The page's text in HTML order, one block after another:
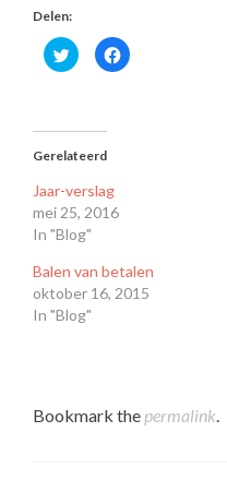
Delen:
Klik
om
(Wordt
een
venster
geopend)
Klik
om
Gerelateerd
Jaar-verslag
mei 25, 2016
In "Blog"
Balen van betalen
oktober 16, 2015
In "Blog"
Bookmark the permalink.